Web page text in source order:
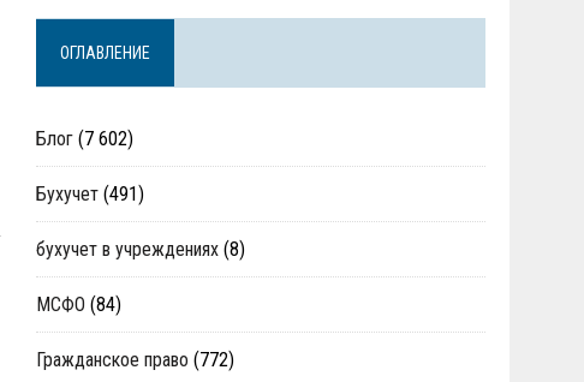
ОГЛАВЛЕНИЕ
Блог (7 602)
Бухучет (491)
бухучет в учреждениях (8)
МСФО (84)
Гражданское право (772)